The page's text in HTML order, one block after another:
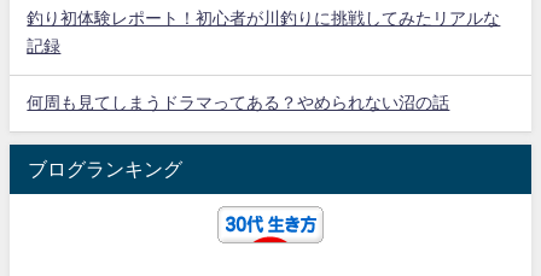
釣り初体験レポート！初心者が川釣りに挑戦してみたリアルな
記録
何周も見てしまうドラマってある？やめられない沼の話
ブログランキング